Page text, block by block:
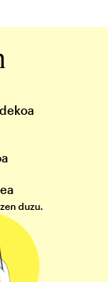
duzu.